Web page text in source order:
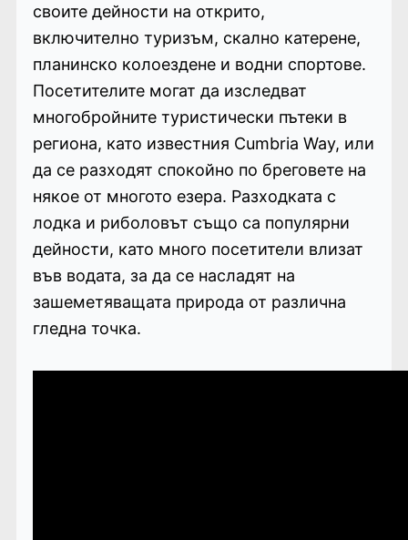
своите дейности на открито,
включително туризъм, скално катерене,
планинско колоездене и водни спортове.
Посетителите могат да изследват
многобройните туристически пътеки в
региона, като известния Cumbria Way, или
да се разходят спокойно по бреговете на
някое от многото езера. Разходката с
лодка и риболовът също са популярни
дейности, като много посетители влизат
във водата, за да се насладят на
зашеметяващата природа от различна
гледна точка.